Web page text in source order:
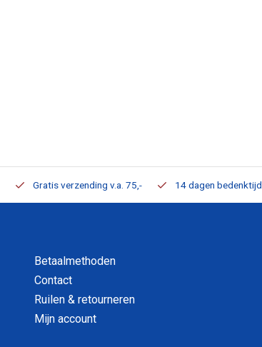
Gratis verzending v.a. 75,- 14 dagen bedenktijd
Betaalmethoden
Contact
Ruilen & retourneren
Mijn account